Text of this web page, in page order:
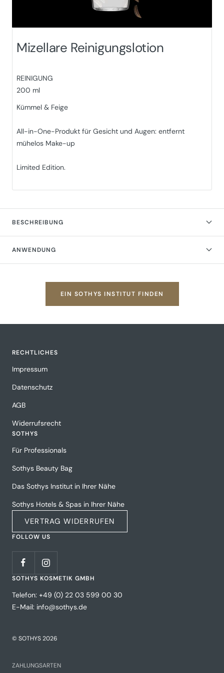
Mizellare Reinigungslotion
REINIGUNG
200 ml
Kümmel & Feige
All-in-One-Produkt für Gesicht und Augen: entfernt
mühelos Make-up
Limited Edition.
BESCHREIBUNG
ANWENDUNG
EIN SOTHYS INSTITUT FINDEN
RECHTLICHES
Impressum
Datenschutz
AGB
Widerrufsrecht
SOTHYS
Für Professionals
Sothys Beauty Bag
Das Sothys Institut in Ihrer Nähe
Sothys Hotels & Spas in Ihrer Nähe
VERTRAG WIDERRUFEN
FOLLOW US
SOTHYS KOSMETIK GMBH
Telefon: +49 (0) 22 03 599 00 30
E-Mail: info@sothys.de
© SOTHYS 2026
ZAHLUNGSARTEN